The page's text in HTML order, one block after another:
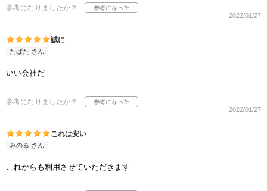
参考になりましたか？
2022/01/27
誠に
たばた さん
いい会社だ
参考になりましたか？
2022/01/27
これは安い
みのる さん
これからも利用させていただきます